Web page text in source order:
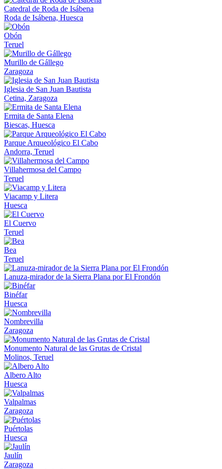
Catedral de Roda de Isábena
Roda de Isábena, Huesca
Obón
Teruel
Murillo de Gállego
Zaragoza
Iglesia de San Juan Bautista
Cetina, Zaragoza
Ermita de Santa Elena
Biescas, Huesca
Parque Arqueológico El Cabo
Andorra, Teruel
Villahermosa del Campo
Teruel
Viacamp y Litera
Huesca
El Cuervo
Teruel
Bea
Teruel
Lanuza-mirador de la Sierra Plana por El Frondón
Binéfar
Huesca
Nombrevilla
Zaragoza
Monumento Natural de las Grutas de Cristal
Molinos, Teruel
Albero Alto
Huesca
Valpalmas
Zaragoza
Puértolas
Huesca
Jaulín
Zaragoza